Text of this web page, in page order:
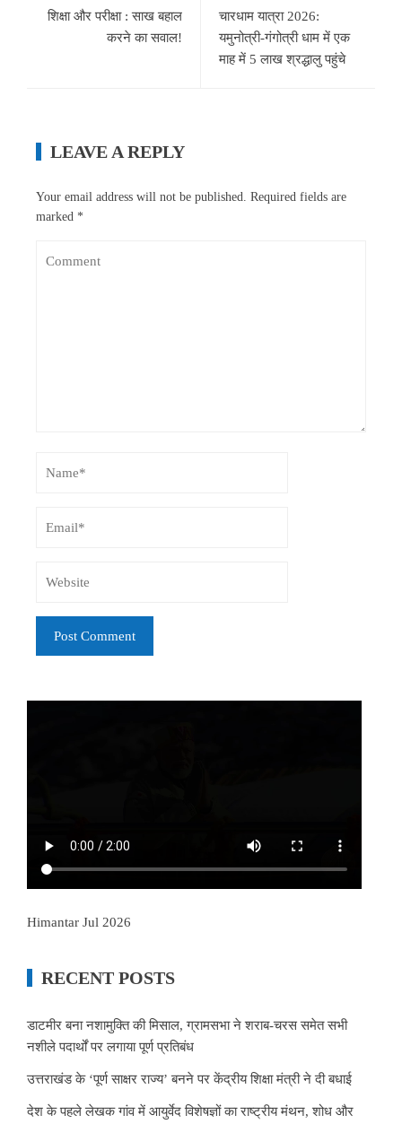
शिक्षा और परीक्षा : साख बहाल
करने का सवाल!
चारधाम यात्रा 2026:
यमुनोत्री-गंगोत्री धाम में एक
माह में 5 लाख श्रद्धालु पहुंचे
LEAVE A REPLY
Your email address will not be published. Required fields are
marked *
Himantar Jul 2026
RECENT POSTS
डाटमीर बना नशामुक्ति की मिसाल, ग्रामसभा ने शराब-चरस समेत सभी
नशीले पदार्थों पर लगाया पूर्ण प्रतिबंध
उत्तराखंड के ‘पूर्ण साक्षर राज्य’ बनने पर केंद्रीय शिक्षा मंत्री ने दी बधाई
देश के पहले लेखक गांव में आयुर्वेद विशेषज्ञों का राष्ट्रीय मंथन, शोध और